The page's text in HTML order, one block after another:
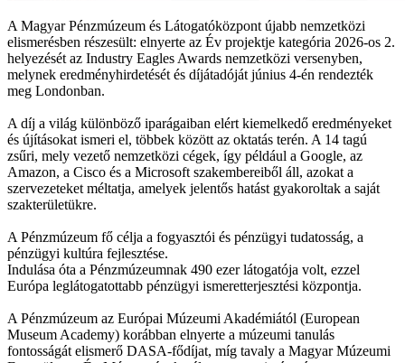
A Magyar Pénzmúzeum és Látogatóközpont újabb nemzetközi
elismerésben részesült: elnyerte az Év projektje kategória 2026-os 2.
helyezését az Industry Eagles Awards nemzetközi versenyben,
melynek eredményhirdetését és díjátadóját június 4-én rendezték
meg Londonban.
A díj a világ különböző iparágaiban elért kiemelkedő eredményeket
és újításokat ismeri el, többek között az oktatás terén. A 14 tagú
zsűri, mely vezető nemzetközi cégek, így például a Google, az
Amazon, a Cisco és a Microsoft szakembereiből áll, azokat a
szervezeteket méltatja, amelyek jelentős hatást gyakoroltak a saját
szakterületükre.
A Pénzmúzeum fő célja a fogyasztói és pénzügyi tudatosság, a
pénzügyi kultúra fejlesztése.
Indulása óta a Pénzmúzeumnak 490 ezer látogatója volt, ezzel
Európa leglátogatottabb pénzügyi ismeretterjesztési központja.
A Pénzmúzeum az Európai Múzeumi Akadémiától (European
Museum Academy) korábban elnyerte a múzeumi tanulás
fontosságát elismerő DASA-fődíjat, míg tavaly a Magyar Múzeumi